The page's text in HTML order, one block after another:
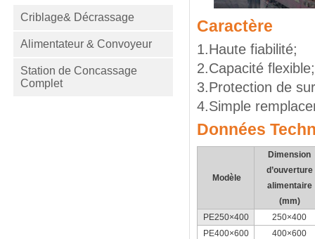
Criblage& Décrassage
Alimentateur & Convoyeur
Station de Concassage
Complet
Caractère
1.Haute fiabilité;
2.Capacité flexible;
3.Protection de
4.Simple
Données
Modèle
Dimension
d’ouverture
alimentaire
(mm)
PE250×400
250×400
PE400×600
400×600